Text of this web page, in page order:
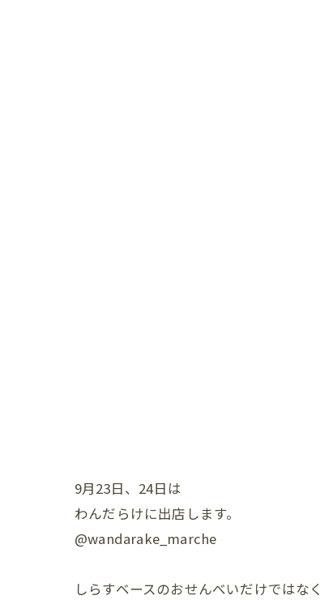
9月23日、24日は
わんだらけに出店します。
@wandarake_marche
しらすベースのおせんべいだけではなく